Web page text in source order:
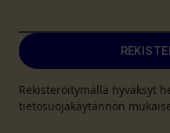
Rekisteröitymällä hyväksyt
tietosuojakäytännön